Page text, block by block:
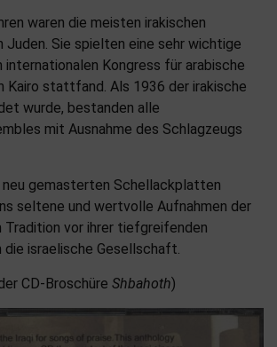
waren die meisten irakischen
Juden. Sie spielten eine sehr wichtige
internationalen Kongress für arabische
Kairo stattfand. Als 1936 der irakische
wurde, bestanden alle
mit Ausnahme des Schlagzeugs
neu gemasterten Schellackplatten
seltene und wertvolle Aufnahmen der
Tradition vor ihrer tiefgreifenden
die israelische Gesellschaft.
CD-Broschüre Shbahoth)